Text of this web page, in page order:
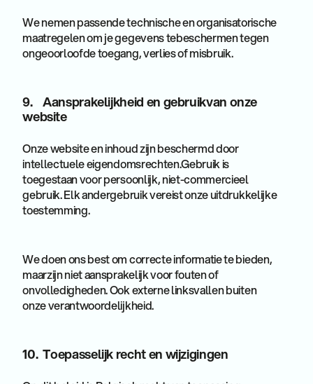
We nemen passende technische en organisatorische
maatregelen om je gegevens tebeschermen tegen
ongeoorloofde toegang, verlies of misbruik.
9. Aansprakelijkheid en gebruikvan onze
website
Onze website en inhoud zijn beschermd door
intellectuele eigendomsrechten.Gebruik is
toegestaan voor persoonlijk, niet-commercieel
gebruik. Elk andergebruik vereist onze uitdrukkelijke
toestemming.
We doen ons best om correcte informatie te bieden,
maarzijn niet aansprakelijk voor fouten of
onvolledigheden. Ook externe linksvallen buiten
onze verantwoordelijkheid.
10. Toepasselijk recht en wijzigingen